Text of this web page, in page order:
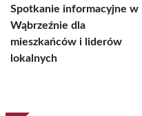
Spotkanie informacyjne w
Wąbrzeźnie dla
mieszkańców i liderów
lokalnych